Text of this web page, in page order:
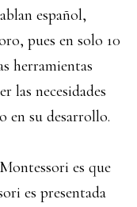
español,
pues en solo 10
herramientas
las necesidades
en su desarrollo.
es que
es presentada